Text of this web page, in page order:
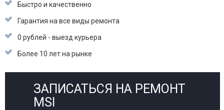
Быстро и качественно
Гарантия на все виды ремонта
0 рублей - выезд курьера
Более 10 лет на рынке
ЗАПИСАТЬСЯ НА РЕМОНТ
MSI